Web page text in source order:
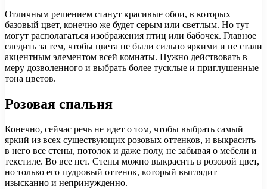
Отличным решением станут красивые обои, в которых
базовый цвет, конечно же будет серым или светлым. Но тут
могут располагаться изображения птиц или бабочек. Главное
следить за тем, чтобы цвета не были сильно яркими и не стали
акцентным элементом всей комнаты. Нужно действовать в
меру дозволенного и выбрать более тусклые и приглушенные
тона цветов.
Розовая спальня
Конечно, сейчас речь не идет о том, чтобы выбрать самый
яркий из всех существующих розовых оттенков, и выкрасить
в него все стены, потолок и даже полу, не забывая о мебели и
текстиле. Во все нет. Стены можно выкрасить в розовой цвет,
но только его пудровый оттенок, который выглядит
изысканно и непринужденно.